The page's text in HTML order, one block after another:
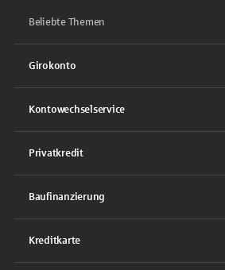
Beliebte Themen
Girokonto
Kontowechselservice
Privatkredit
Baufinanzierung
Kreditkarte